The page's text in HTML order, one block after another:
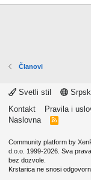
Članovi
Svetli stil
Kontakt
Pravila i
Naslovna
R
Community platform by
d.o.o. 1999-2026. Sva
bez dozvole.
Krstarica ne snosi